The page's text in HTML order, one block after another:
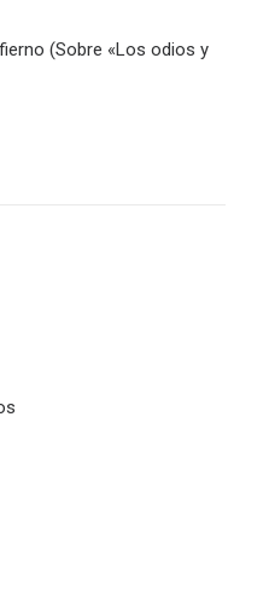
(Sobre «Los odios y